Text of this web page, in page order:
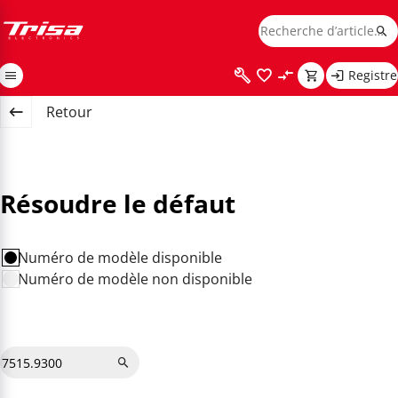
Registre
Retour
Résoudre le défaut
Numéro de modèle disponible
Numéro de modèle non disponible